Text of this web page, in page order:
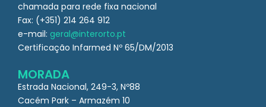
chamada para rede fixa nacional
Fax: (+351) 214 264 912
e-mail: geral@interorto.pt
Certificação Infarmed Nº 65/DM/2013
MORADA
Estrada Nacional, 249-3, Nº88
Cacém Park – Armazém 10